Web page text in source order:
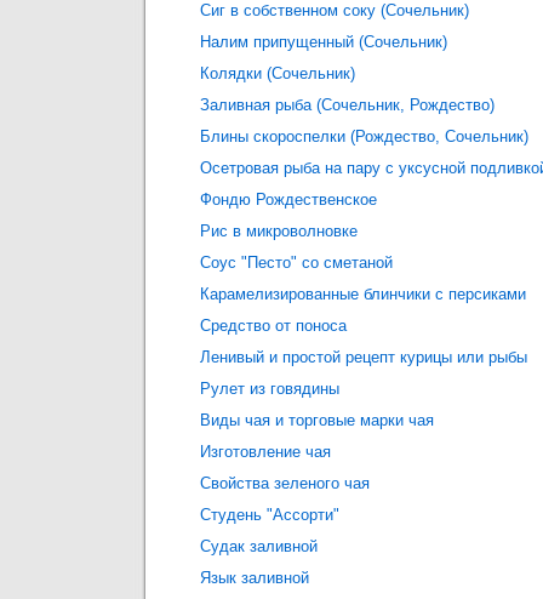
Сиг в собственном соку (Сочельник)
Налим припущенный (Сочельник)
Колядки (Сочельник)
Заливная рыба (Сочельник, Рождество)
Блины скороспелки (Рождество, Сочельник)
Осетровая рыба на пару с уксусной
Фондю Рождественское
Рис в микроволновке
Соус "Песто" со сметаной
Карамелизированные блинчики с персиками
Средство от поноса
Ленивый и простой рецепт курицы или рыбы
Рулет из говядины
Виды чая и торговые марки чая
Изготовление чая
Свойства зеленого чая
Студень "Ассорти"
Судак заливной
Язык заливной